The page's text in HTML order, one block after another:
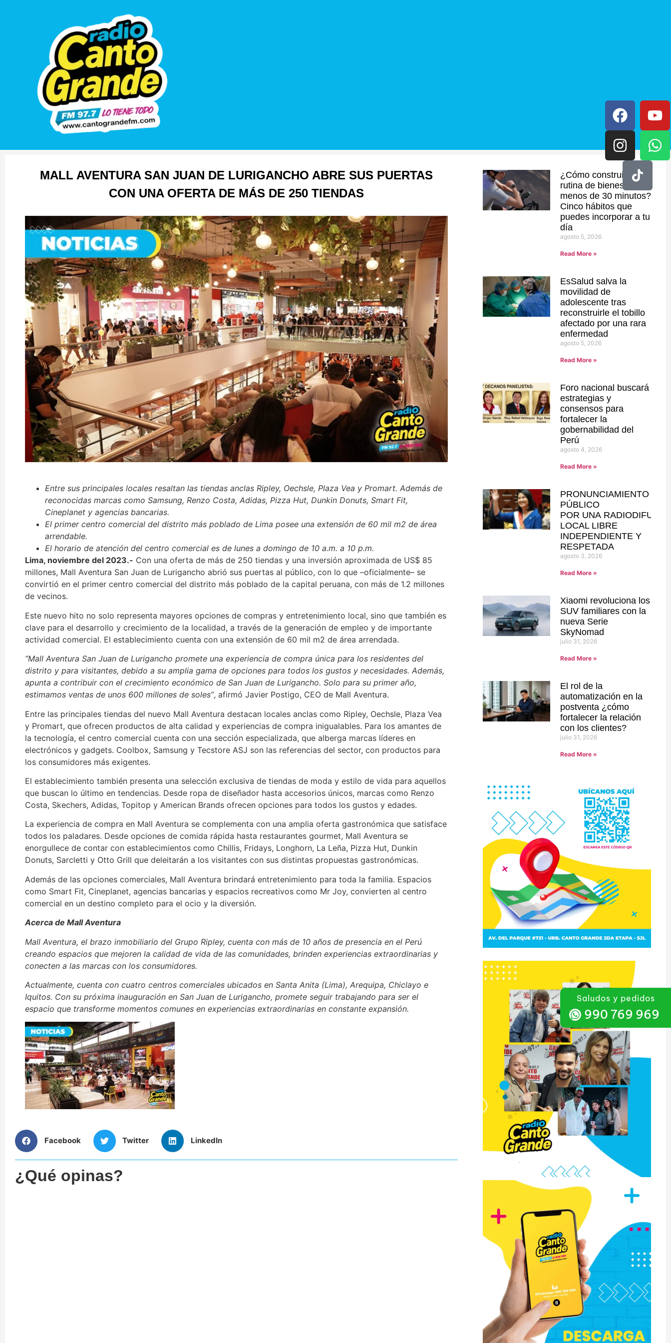
MALL AVENTURA SAN JUAN DE LURIGANCHO ABRE SUS PUERTAS
CON UNA OFERTA DE MÁS DE 250 TIENDAS
Entre sus principales locales resaltan las tiendas anclas Ripley, Oechsle, Plaza Vea y Promart. Además de
reconocidas marcas como Samsung, Renzo Costa, Adidas, Pizza Hut, Dunkin Donuts, Smart Fit,
Cineplanet y agencias bancarias.
El primer centro comercial del distrito más poblado de Lima posee una extensión de 60 mil m2 de área
arrendable.
El horario de atención del centro comercial es de lunes a domingo de 10 a.m. a 10 p.m.
Lima, noviembre del 2023.- Con una oferta de más de 250 tiendas y una inversión aproximada de US$ 85
millones, Mall Aventura San Juan de Lurigancho abrió sus puertas al público, con lo que –oficialmente– se
convirtió en el primer centro comercial del distrito más poblado de la capital peruana, con más de 1.2 millones
de vecinos.
Este nuevo hito no solo representa mayores opciones de compras y entretenimiento local, sino que también es
clave para el desarrollo y crecimiento de la localidad, a través de la generación de empleo y de importante
actividad comercial. El establecimiento cuenta con una extensión de 60 mil m2 de área arrendada.
“Mall Aventura San Juan de Lurigancho promete una experiencia de compra única para los residentes del
distrito y para visitantes, debido a su amplia gama de opciones para todos los gustos y necesidades. Además,
apunta a contribuir con el crecimiento económico de San Juan de Lurigancho. Solo para su primer año,
estimamos ventas de unos 600 millones de soles”, afirmó Javier Postigo, CEO de Mall Aventura.
Entre las principales tiendas del nuevo Mall Aventura destacan locales anclas como Ripley, Oechsle, Plaza Vea
y Promart, que ofrecen productos de alta calidad y experiencias de compra inigualables. Para los amantes de
la tecnología, el centro comercial cuenta con una sección especializada, que alberga marcas líderes en
electrónicos y gadgets. Coolbox, Samsung y Tecstore ASJ son las referencias del sector, con productos para
los consumidores más exigentes.
El establecimiento también presenta una selección exclusiva de tiendas de moda y estilo de vida para aquellos
que buscan lo último en tendencias. Desde ropa de diseñador hasta accesorios únicos, marcas como Renzo
Costa, Skechers, Adidas, Topitop y American Brands ofrecen opciones para todos los gustos y edades.
La experiencia de compra en Mall Aventura se complementa con una amplia oferta gastronómica que satisface
todos los paladares. Desde opciones de comida rápida hasta restaurantes gourmet, Mall Aventura se
enorgullece de contar con establecimientos como Chillis, Fridays, Longhorn, La Leña, Pizza Hut, Dunkin
Donuts, Sarcletti y Otto Grill que deleitarán a los visitantes con sus distintas propuestas gastronómicas.
Además de las opciones comerciales, Mall Aventura brindará entretenimiento para toda la familia. Espacios
como Smart Fit, Cineplanet, agencias bancarias y espacios recreativos como Mr Joy, convierten al centro
comercial en un destino completo para el ocio y la diversión.
Acerca de Mall Aventura
Mall Aventura, el brazo inmobiliario del Grupo Ripley, cuenta con más de 10 años de presencia en el Perú
creando espacios que mejoren la calidad de vida de las comunidades, brinden experiencias extraordinarias y
conecten a las marcas con los consumidores.
Actualmente, cuenta con cuatro centros comerciales ubicados en Santa Anita (Lima), Arequipa, Chiclayo e
Iquitos. Con su próxima inauguración en San Juan de Lurigancho, promete seguir trabajando para ser el
espacio que transforme momentos comunes en experiencias extraordinarias en constante expansión.
Facebook Twitter LinkedIn
¿Qué opinas?
¿Cómo construir una
rutina de bienestar en
menos de 30 minutos?
Cinco hábitos que
puedes incorporar a tu
día
agosto 5, 2026
Read More »
EsSalud salva la
movilidad de
adolescente tras
reconstruirle el tobillo
afectado por una rara
enfermedad
agosto 5, 2026
Read More »
Foro nacional buscará
estrategias y
consensos para
fortalecer la
gobernabilidad del
Perú
agosto 4, 2026
Read More »
PRONUNCIAMIENTO
PÚBLICO
POR UNA
LOCAL LIBRE
INDEPENDIENTE Y
RESPETADA
agosto 3, 2026
Read More »
Xiaomi revoluciona los
SUV familiares con la
nueva Serie
SkyNomad
julio 31, 2026
Read More »
El rol de la
automatización en la
postventa ¿cómo
fortalecer la relación
con los clientes?
julio 31, 2026
Read More »
Saludos y pedidos
990 769 969